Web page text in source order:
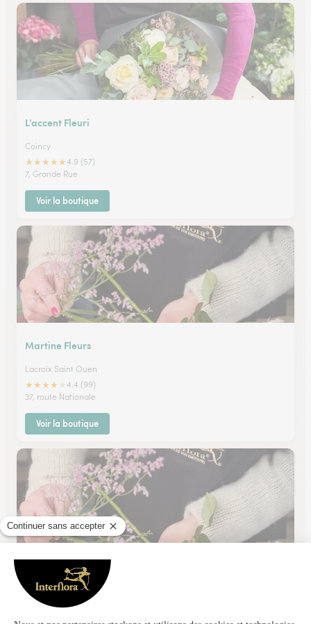
L’accent Fleuri
Coincy
★★★★★4.9 (57)
7, Grande Rue
Voir la boutique
Martine Fleurs
Lacroix Saint Ouen
★★★★
4.4 (99)
37, route Nationale
Voir la boutique
Fleurs et Plantes
Compiegne
★★★4.7 (35)
59 bis, rue de Paris